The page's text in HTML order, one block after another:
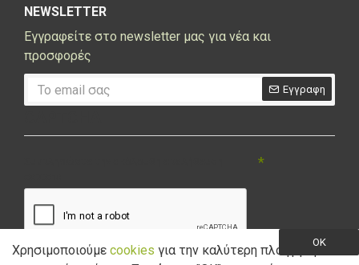
NEWSLETTER
Εγγραφείτε στο newsletter μας για νέα και
προσφορές
Εγγραφη
OK
Χρησιμοποιούμε cookies για την καλύτερη πλοήγηση